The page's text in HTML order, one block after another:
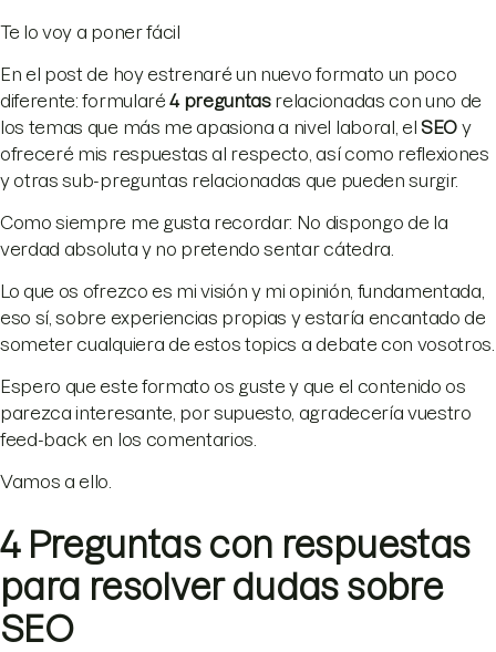
Te lo voy a poner fácil
En el post de hoy estrenaré un nuevo formato un poco
diferente: formularé4 preguntas relacionadas con uno de
los temas que más me apasiona a nivel laboral, el SEO y
ofreceré mis respuestas al respecto, así como reflexiones
y otras sub-preguntas relacionadas que pueden surgir.
Como siempre me gusta recordar: No dispongo de la
verdad absoluta y no pretendo sentar cátedra.
Lo que os ofrezco es mi visión y mi opinión, fundamentada,
eso sí, sobre experiencias propias y estaría encantado de
someter cualquiera de estos topics a debate con vosotros.
Espero que este formato os guste y que el contenido os
parezca interesante, por supuesto, agradecería vuestro
feed-back en los comentarios.
Vamos a ello.
4 Preguntas con respuestas
para resolver dudas sobre
SEO